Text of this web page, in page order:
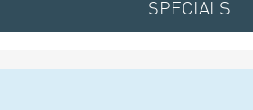
SPECIALS